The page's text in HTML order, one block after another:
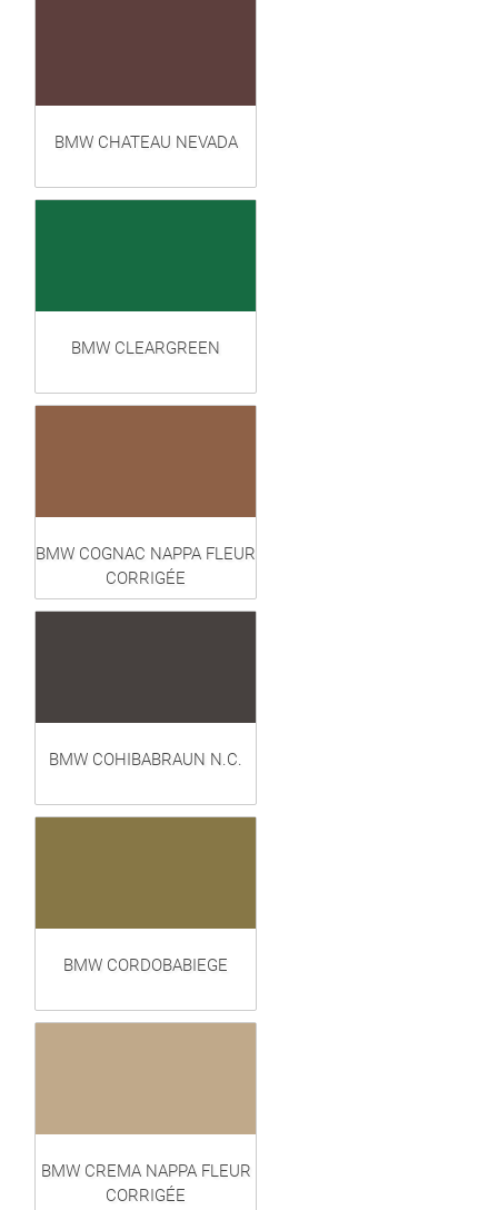
BMW CHATEAU NEVADA
BMW CLEARGREEN
BMW COGNAC NAPPA FLEUR
CORRIGÉE
BMW COHIBABRAUN N.C.
BMW CORDOBABIEGE
BMW CREMA NAPPA FLEUR
CORRIGÉE